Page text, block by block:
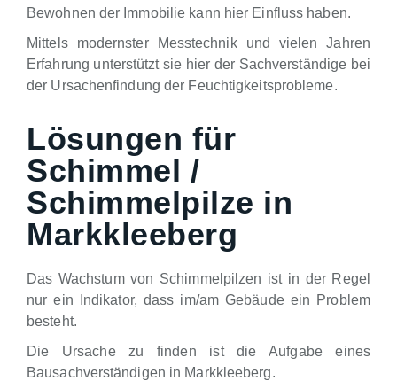
Bewohnen der Immobilie kann hier Einfluss haben.
Mittels modernster Messtechnik und vielen Jahren
Erfahrung unterstützt sie hier der Sachverständige bei
der Ursachenfindung der Feuchtigkeitsprobleme.
Lösungen für
Schimmel /
Schimmelpilze in
Markkleeberg
Das Wachstum von Schimmelpilzen ist in der Regel
nur ein Indikator, dass im/am Gebäude ein Problem
besteht.
Die Ursache zu finden ist die Aufgabe eines
Bausachverständigen in Markkleeberg.